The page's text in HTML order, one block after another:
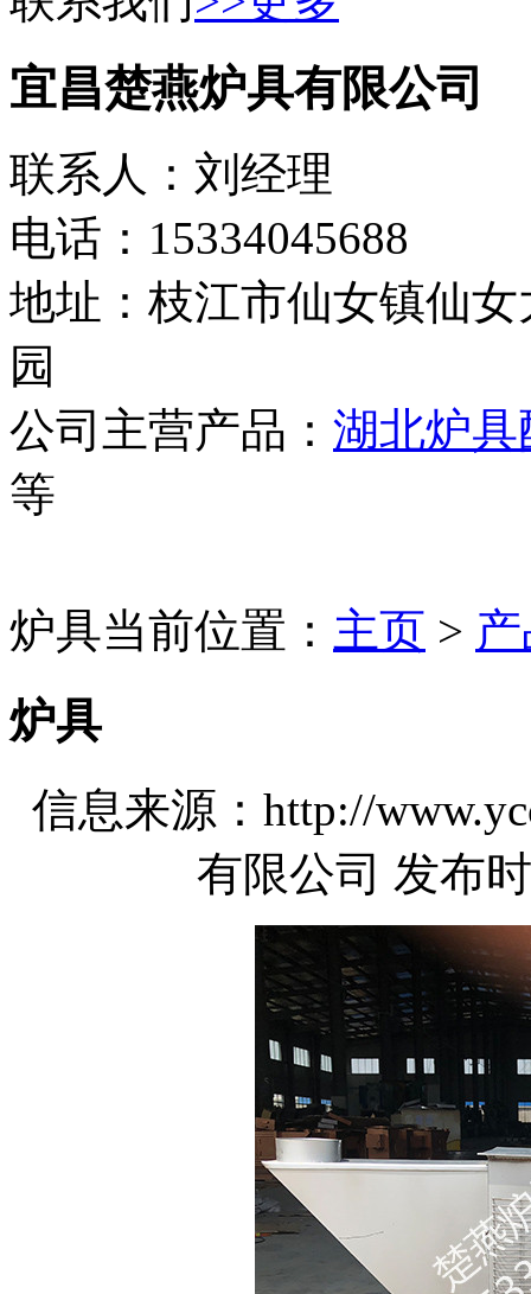
宜昌楚燕炉具有限公司
联系人：刘经理
电话：15334045688
地址：枝江市仙女镇仙
园
公司主营产品： 湖北炉具
等
炉具当前位置： 主页 >
炉具
信息来源：http://
有限公司 发布